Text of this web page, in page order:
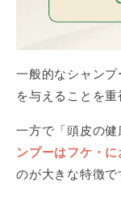
一般的なシャン
を与えることを重
一方で「頭皮の健
ンプーはフケ・
のが大きな特徴で